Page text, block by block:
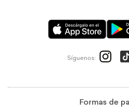
Síguenos:
Formas de